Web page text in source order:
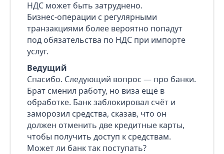
НДС может быть затруднено.
Бизнес‑операции с регулярными
транзакциями более вероятно попадут
под обязательства по НДС при импорте
услуг.
Ведущий
Спасибо. Следующий вопрос — про банки.
Брат сменил работу, но виза ещё в
обработке. Банк заблокировал счёт и
заморозил средства, сказав, что он
должен отменить две кредитные карты,
чтобы получить доступ к средствам.
Может ли банк так поступать?